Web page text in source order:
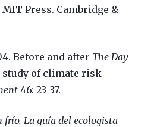
MIT Press. Cambridge &
Before and after The Day
study of climate risk
46: 23-37.
frío. La guía del ecologista